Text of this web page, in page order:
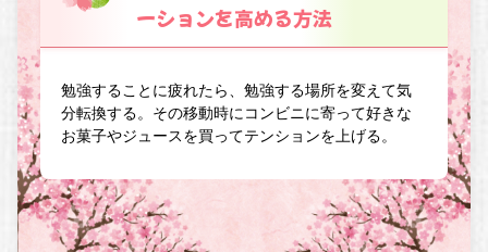
ーションを高める方法
勉強することに疲れたら、勉強する場所を変えて気
分転換する。その移動時にコンビニに寄って好きな
お菓子やジュースを買ってテンションを上げる。